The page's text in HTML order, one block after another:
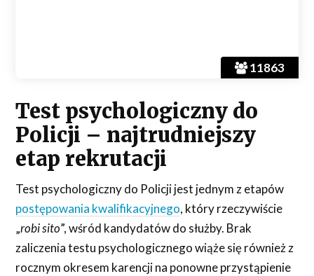
11863
Test psychologiczny do
Policji – najtrudniejszy
etap rekrutacji
Test psychologiczny do Policji jest jednym z etapów
postępowania kwalifikacyjnego, który rzeczywiście
„robi sito”, wśród kandydatów do służby. Brak
zaliczenia testu psychologicznego wiąże się również z
rocznym okresem karencji na ponowne przystąpienie